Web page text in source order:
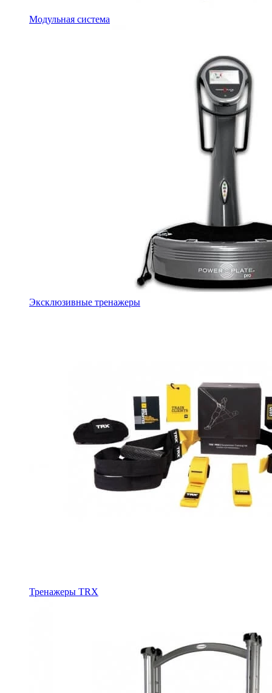
Модульная система
Эксклюзивные тренажеры
Тренажеры TRX